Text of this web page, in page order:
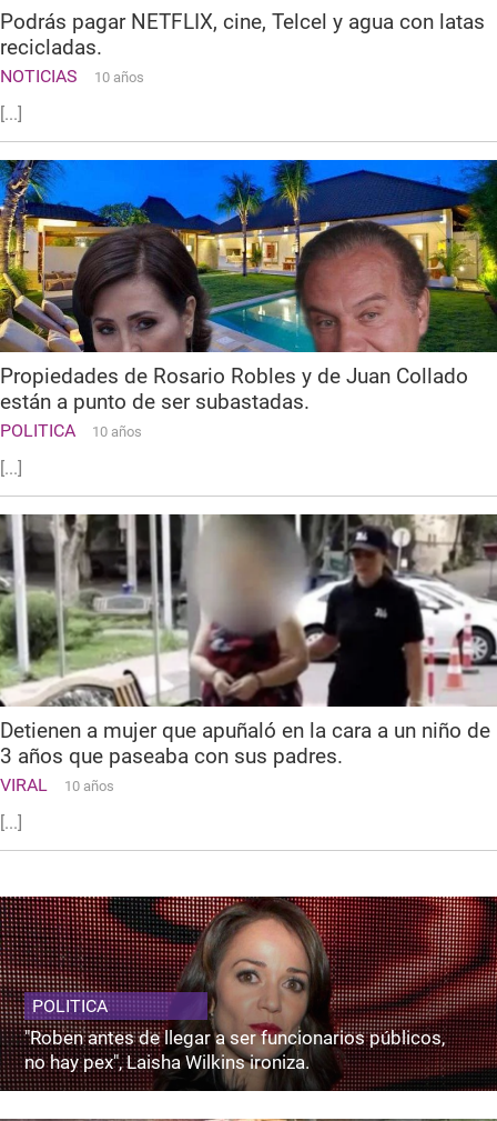
Podrás pagar NETFLIX, cine, Telcel y agua con latas
recicladas.
NOTICIAS 10 años
[...]
Propiedades de Rosario Robles y de Juan Collado
están a punto de ser subastadas.
POLITICA 10 años
[...]
Detienen a mujer que apuñaló en la cara a un niño de
3 años que paseaba con sus padres.
VIRAL 10 años
[...]
POLITICA
"Roben antes de llegar a ser funcionarios públicos,
no hay pex", Laisha Wilkins ironiza.